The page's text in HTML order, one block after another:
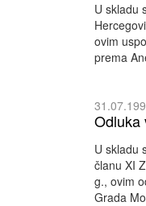
U skladu
ovim
prema
Odluka
U skladu
članu XI
g., ovim
Grada